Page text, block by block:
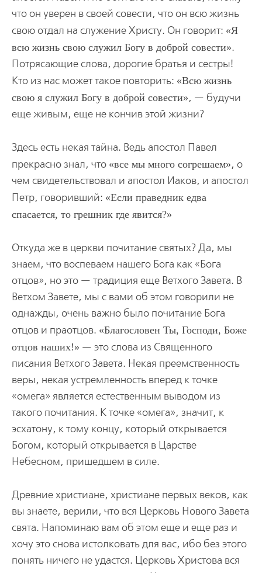
что он уверен в своей совести, что он всю жизнь
свою отдал на служение Христу. Он говорит:
Я
всю жизнь свою служил Богу в доброй совести .
Потрясающие слова, дорогие братья и сестры!
Кто из нас может такое повторить:
Всю жизнь
свою я служил Богу в доброй совести , — будучи
еще живым, еще не кончив этой жизни?
Здесь есть некая тайна. Ведь апостол Павел
прекрасно знал, что
все мы много согрешаем , о
чем свидетельствовал и апостол Иаков, и апостол
Петр, говоривший:
Если праведник едва
спасается, то грешник где явится?
Откуда же в церкви почитание святых? Да, мы
знаем, что воспеваем нашего Бога как «Бога
отцов», но это — традиция еще Ветхого Завета. В
Ветхом Завете, мы с вами об этом говорили не
однажды, очень важно было почитание Бога
отцов и праотцов.
Благословен Ты, Господи, Боже
отцов наших!
— это слова из Священного
писания Ветхого Завета. Некая преемственность
веры, некая устремленность вперед к точке
«омега» является естественным выводом из
такого почитания. К точке «омега», значит, к
эсхатону, к тому концу, который открывается
Богом, который открывается в Царстве
Небесном, пришедшем в силе.
Древние христиане, христиане первых веков, как
вы знаете, верили, что вся Церковь Нового Завета
свята. Напоминаю вам об этом еще и еще раз и
хочу это снова истолковать для вас, ибо без этого
понять ничего не удастся. Церковь Христова вся